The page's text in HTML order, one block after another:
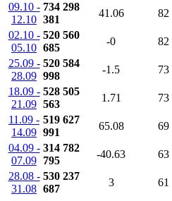
09.10 -
12.10
734 298
381
41.06 82
02.10 -
05.10
520 560
685
-0 82
25.09 -
28.09
520 584
998
-1.5 73
18.09 -
21.09
528 505
563
1.71 73
11.09 -
14.09
519 627
991
65.08 69
04.09 -
07.09
314 782
795
-40.63 63
28.08 -
31.08
530 237
687
3 61